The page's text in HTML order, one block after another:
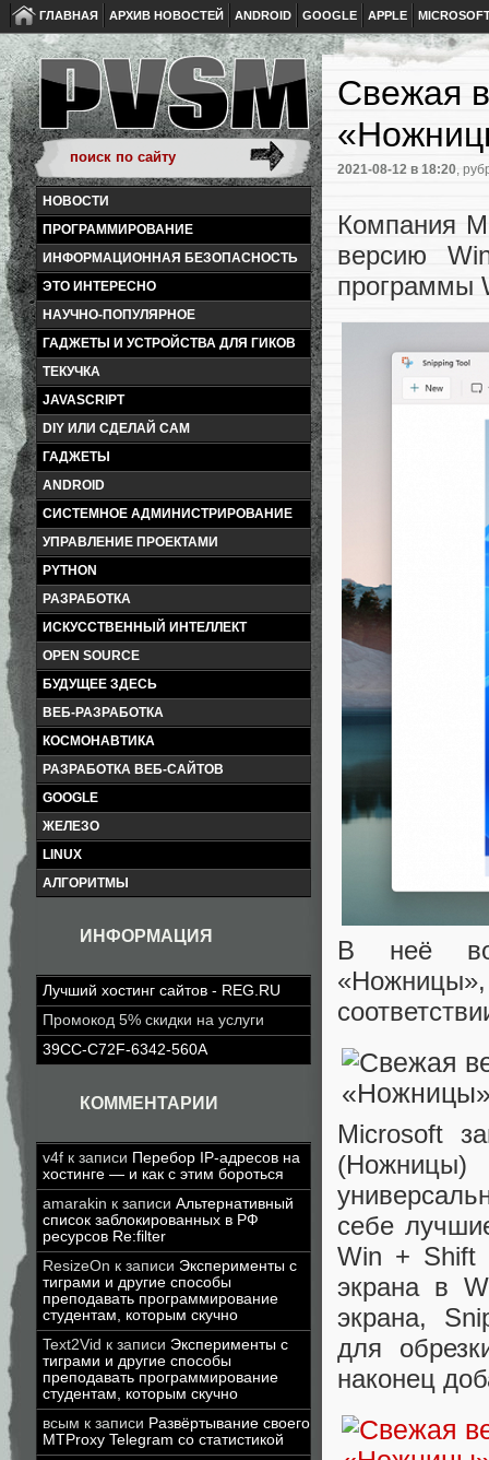
ГЛАВНАЯ АРХИВ НОВОСТЕЙ ANDROID GOOGLE APPLE
НОВОСТИ
ПРОГРАММИРОВАНИЕ
ИНФОРМАЦИОННАЯ БЕЗОПАСНОСТЬ
ЭТО ИНТЕРЕСНО
НАУЧНО-ПОПУЛЯРНОЕ
ГАДЖЕТЫ И УСТРОЙСТВА ДЛЯ ГИКОВ
ТЕКУЧКА
JAVASCRIPT
DIY ИЛИ СДЕЛАЙ САМ
ГАДЖЕТЫ
ANDROID
СИСТЕМНОЕ АДМИНИСТРИРОВАНИЕ
УПРАВЛЕНИЕ ПРОЕКТАМИ
PYTHON
РАЗРАБОТКА
ИСКУССТВЕННЫЙ ИНТЕЛЛЕКТ
OPEN SOURCE
БУДУЩЕЕ ЗДЕСЬ
ВЕБ-РАЗРАБОТКА
КОСМОНАВТИКА
РАЗРАБОТКА ВЕБ-САЙТОВ
GOOGLE
ЖЕЛЕЗО
LINUX
АЛГОРИТМЫ
ИНФОРМАЦИЯ
Лучший хостинг сайтов - REG.RU
Промокод 5% скидки на услуги
39CC-C72F-6342-560A
КОММЕНТАРИИ
v4f к записи Перебор IP-адресов на
хостинге — и как с этим бороться
amarakin к записи Альтернативный
список заблокированных в РФ
ресурсов Re:filter
ResizeOn к записи Эксперименты с
тиграми и другие способы
преподавать программирование
студентам, которым скучно
Text2Vid к записи Эксперименты с
тиграми и другие способы
преподавать программирование
студентам, которым скучно
всым к записи Развёртывание своего
MTProxy Telegram со статистикой
Свежая
2021-08-12 в 18:20,
Компания
версию
программы
В неё
«Ножницы»,
Microsoft
себе
Win + Shift
экрана в
экрана,
для
наконец